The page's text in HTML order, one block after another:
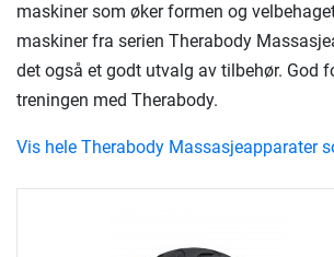
maskiner som øker formen og
maskiner fra serien Therabody
det også et godt utvalg av tilbehør. God
treningen med Therabody.
Vis hele Therabody Massasjeapparater